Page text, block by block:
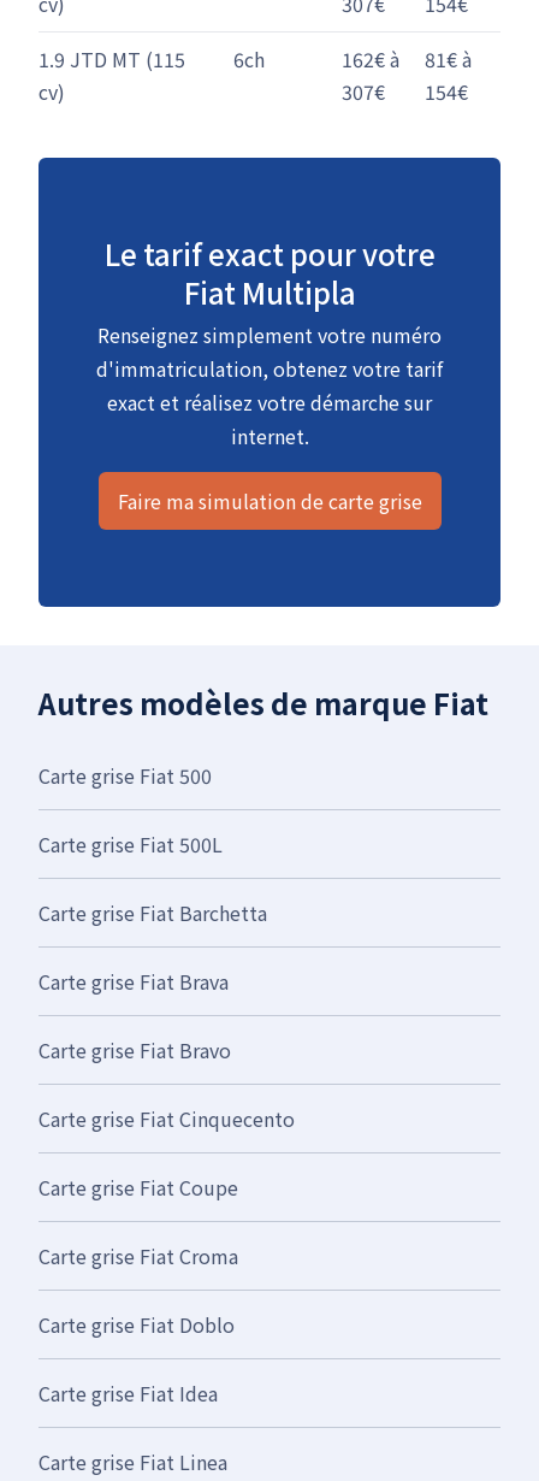
1.9 JTD MT (115
cv)
6ch
162€ à
307€
81€ à
154€
Le tarif exact pour votre
Fiat Multipla
Renseignez simplement votre numéro
d'immatriculation, obtenez votre tarif
exact et réalisez votre démarche sur
internet.
Faire ma simulation de carte grise
Autres modèles de marque Fiat
Carte grise Fiat 500
Carte grise Fiat 500L
Carte grise Fiat Barchetta
Carte grise Fiat Brava
Carte grise Fiat Bravo
Carte grise Fiat Cinquecento
Carte grise Fiat Coupe
Carte grise Fiat Croma
Carte grise Fiat Doblo
Carte grise Fiat Idea
Carte grise Fiat Linea